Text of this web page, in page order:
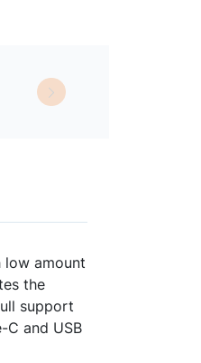
low amount
the
support
and USB